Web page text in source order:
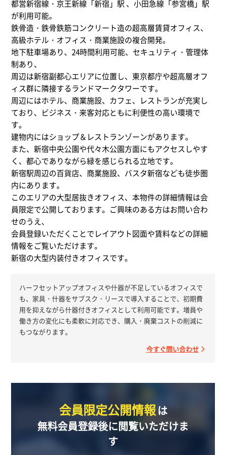
都営新宿線・京王新線「新宿」駅 、小田急線「参宮橋」駅
が利用可能。
鉄骨造・鉄骨鉄筋コンクリート造の超高層賃貸オフィス、
高級ホテル・オフィス・商業施設の複合開発。
地下駐車場あり、24時間利用可能、セキュリティ・管理体
制あり、
周辺は新宿副都心エリアに位置し、東京都庁や超高層オフ
ィス群に隣接するランドマークタワーです。
周辺にはホテル、商業施設、カフェ、レストランが充実し
ており、ビジネス・来客対応ともに利便性の高い環境で
す。
建物内にはショップ＆レストランゾーンがあります。
また、新宿中央公園や代々木公園方面にもアクセスしやす
く、都心でありながら緑を感じられる立地です。
新宿駅周辺の百貨店、商業施設、バスタ新宿なども徒歩圏
内にあります。
このエリアの大型居抜きオフィス、本物件の詳細情報は会
員限定で公開しております。ご興味のある方はお問い合わ
せのうえ、
会員登録いただくことでレイアウト図面や賃料などの詳細
情報をご覧いただけます。
新宿の大型内装付きオフィスです。
ハーフセットアップオフィスや什器が不足しているオフィスで
も、家具・什器をサブスク・リースで導入することで、初期費
用を抑えながら什器付きオフィスとして利用可能です。増員や
働き方の変化にも柔軟に対応でき、購入・廃棄コストの削減に
もつながります。
今すぐ問い合わせ
会員限定公開情報は
無料会員登録後に閲覧いただけま
す